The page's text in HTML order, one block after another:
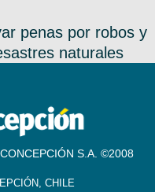
penas por robos y
naturales
S.A. ©2008
CHILE